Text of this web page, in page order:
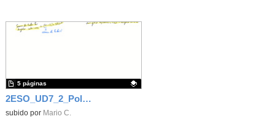
2ESO_UD7_2_Polígonos
Contenido educativo.
subido por Mario C.
5 páginas